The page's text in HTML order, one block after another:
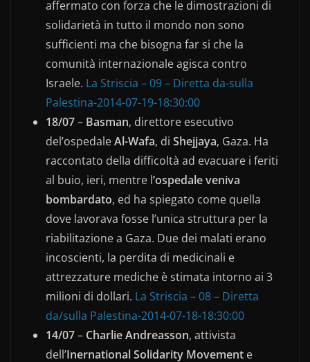
affermato con forza che le dimostrazioni di
solidarietà in tutto il mondo non sono
sufficienti ma che bisogna far si che la
comunità internazionale agisca contro
Israele. La Striscia – 09 – Diretta da-sulla
Palestina-2014-07-19-18:30:00
18/07– Basman, direttore esecutivo
del’ospedaleAl-Wafa, di Shejjaya, Gaza. Ha
raccontato della difficoltà ad evacuare i feriti
al buio, ieri, mentre l’ospedale veniva
bombardato, ed ha spiegato come quella
dove lavorava fosse l’unica struttura per la
riabilitazione a Gaza. Due dei malati erano
incoscienti, la perdita di medicinali e
attrezzature mediche è stimata intorno ai 3
milioni di dollari. La Striscia – 08 – Diretta
da/sulla Palestina-2014-07-18-18:30:00
14/07– Charlie Andreasson, attivista
dell’Inernational Solidarity Movement e